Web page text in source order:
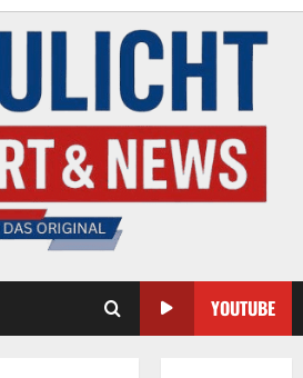
YOUTUBE